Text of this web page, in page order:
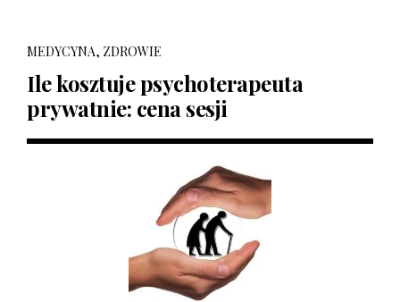
MEDYCYNA, ZDROWIE
Ile kosztuje psychoterapeuta
prywatnie: cena sesji